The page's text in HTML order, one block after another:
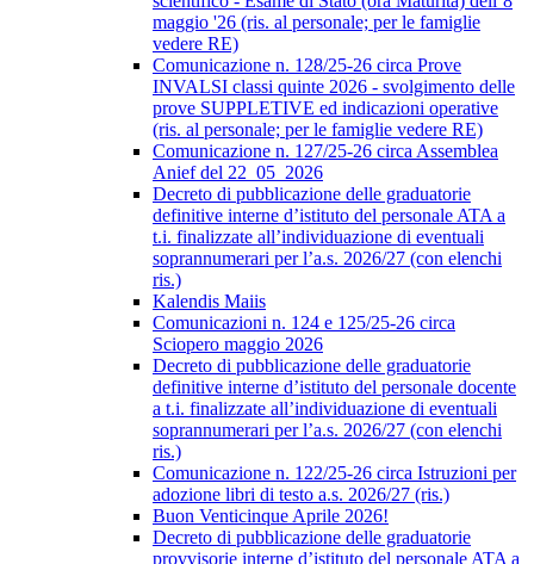
maggio '26 (ris. al personale; per le famiglie
vedere RE)
Comunicazione n. 128/25-26 circa Prove
INVALSI classi quinte 2026 - svolgimento delle
prove SUPPLETIVE ed indicazioni operative
(ris. al personale; per le famiglie vedere RE)
Comunicazione n. 127/25-26 circa Assemblea
Anief del 22_05_2026
Decreto di pubblicazione delle graduatorie
definitive interne d’istituto del personale ATA a
t.i. finalizzate all’individuazione di eventuali
soprannumerari per l’a.s. 2026/27 (con elenchi
ris.)
Kalendis Maiis
Comunicazioni n. 124 e 125/25-26 circa
Sciopero maggio 2026
Decreto di pubblicazione delle graduatorie
definitive interne d’istituto del personale docente
a t.i. finalizzate all’individuazione di eventuali
soprannumerari per l’a.s. 2026/27 (con elenchi
ris.)
Comunicazione n. 122/25-26 circa Istruzioni per
adozione libri di testo a.s. 2026/27 (ris.)
Buon Venticinque Aprile 2026!
Decreto di pubblicazione delle graduatorie
provvisorie interne d’istituto del personale ATA a